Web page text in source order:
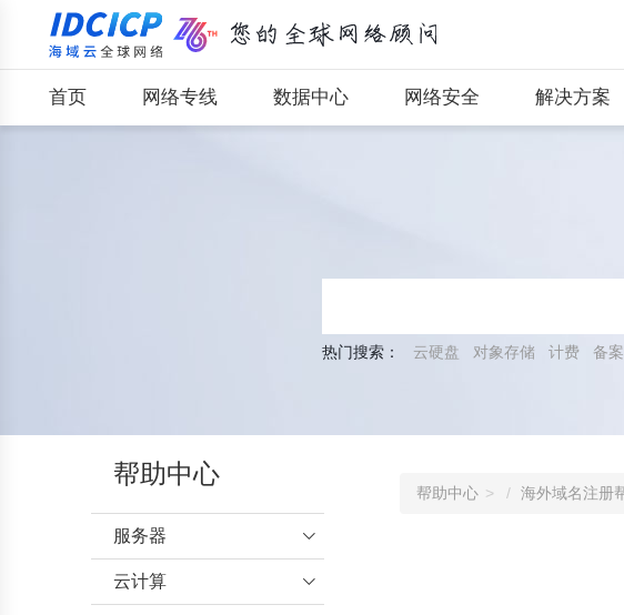
首页 网络专线 数据中心 网络安全 解决方案
热门搜索： 云硬盘 对象存储 计费 备案
帮助中心
服务器 
行业资讯
云计算 
帮助中心 海外域名注册